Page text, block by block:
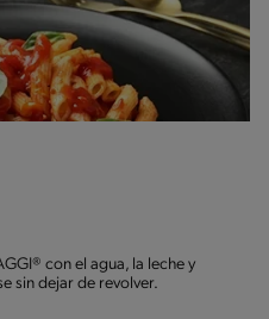
con el agua, la leche y
sin dejar de revolver.